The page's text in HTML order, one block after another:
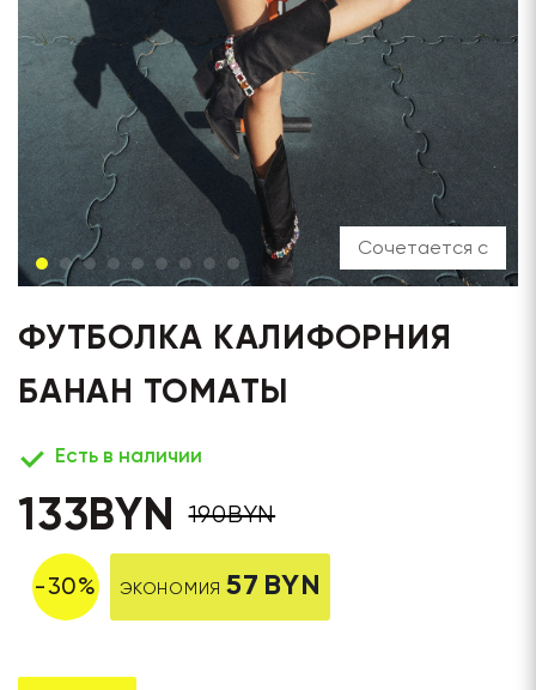
Сочетается с
ФУТБОЛКА КАЛИФОРНИЯ
БАНАН ТОМАТЫ
Есть в наличии
133BYN 190BYN
-30% ЭКОНОМИЯ 57 BYN